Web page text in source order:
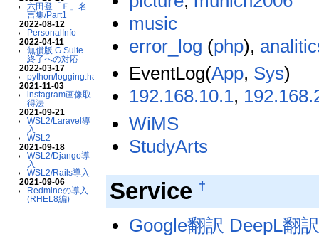
六田登「Ｆ」名
言集/Part1
2022-08-12
PersonalInfo
2022-04-11
無償版 G Suite
終了への対応
2022-03-17
python/logging.handlers
2021-11-03
instagram画像取
得法
2021-09-21
WSL2/Laravel導
入
WSL2
2021-09-18
WSL2/Django導
入
WSL2/Rails導入
2021-09-06
Redmineの導入
(RHEL8編)
music
error_log (php),
EventLog(App, Sys)
192.168.10.1,
WiMS
StudyArts
Service †
Google翻訳 DeepL翻